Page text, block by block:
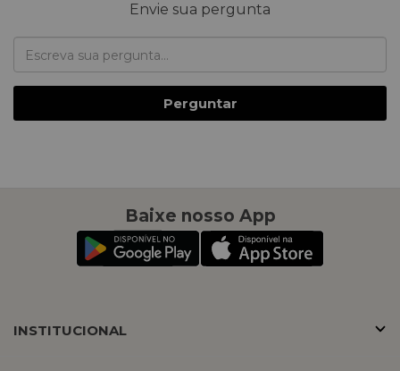
Envie sua pergunta
Perguntar
Baixe nosso App
INSTITUCIONAL